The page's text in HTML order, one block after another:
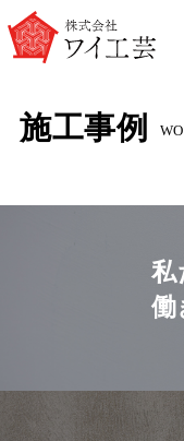
施工事例
私
働